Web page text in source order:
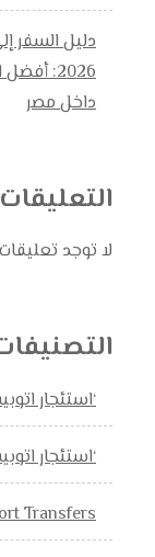
2026:
داخل مصر
لا توجد
‘استئجار
‘استئجار
Transfers